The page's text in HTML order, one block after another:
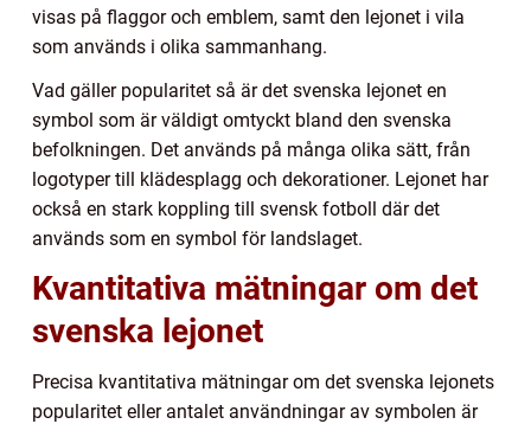
visas på flaggor och emblem, samt den lejonet i vila
som används i olika sammanhang.
Vad gäller popularitet så är det svenska lejonet en
symbol som är väldigt omtyckt bland den svenska
befolkningen. Det används på många olika sätt, från
logotyper till klädesplagg och dekorationer. Lejonet har
också en stark koppling till svensk fotboll där det
används som en symbol för landslaget.
Kvantitativa mätningar om det
svenska lejonet
Precisa kvantitativa mätningar om det svenska lejonets
popularitet eller antalet användningar av symbolen är